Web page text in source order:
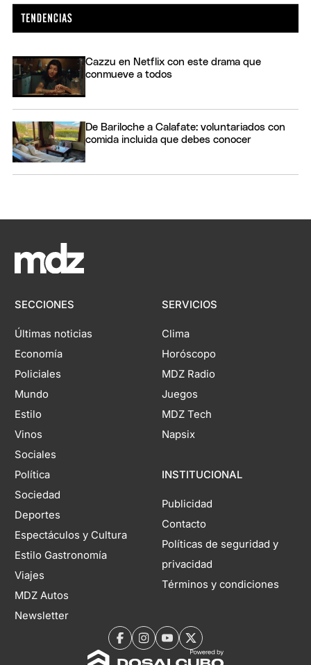
Cazzu en Netflix con este drama que
conmueve a todos
De Bariloche a Calafate: voluntariados con
comida incluida que debes conocer
SECCIONES
Últimas noticias
Economía
Policiales
Mundo
Estilo
Vinos
Sociales
Política
Sociedad
Deportes
Espectáculos y Cultura
Estilo Gastronomía
Viajes
MDZ Autos
Newsletter
SERVICIOS
Clima
Horóscopo
MDZ Radio
Juegos
MDZ Tech
Napsix
INSTITUCIONAL
Publicidad
Contacto
Políticas de seguridad y
privacidad
Términos y condiciones